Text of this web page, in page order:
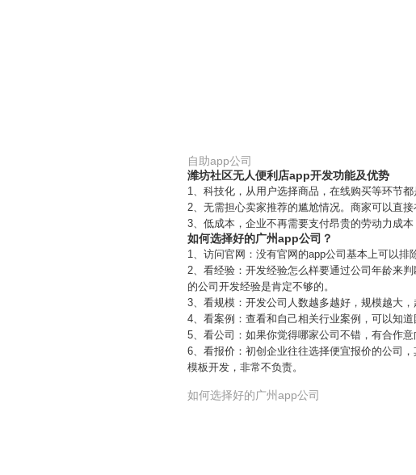
自助app公司
潍坊社区无人便利店app开发功能及优势
1、科技化，从用户选择商品，在线购买等环节
2、无需担心卖家推荐的尴尬情况。商家可以直
3、低成本，企业不再需要支付昂贵的劳动力成
如何选择好的广州app公司？
1、访问官网：没有官网的app公司基本上可以排
2、看经验：开发经验怎么样要通过公司年龄来
的公司开发经验是肯定不够的。
3、看规模：开发公司人数越多越好，规模越大
4、看案例：查看和自己相关行业案例，可以知道
5、看公司：如果你觉得哪家公司不错，有合作
6、看报价：初创企业往往选择便宜报价的公司
模板开发，非常不负责。
如何选择好的广州app公司